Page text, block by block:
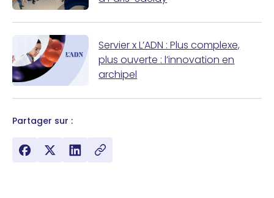
Servier x L’ADN : Plus complexe,
plus ouverte : l’innovation en
archipel
Partager sur :